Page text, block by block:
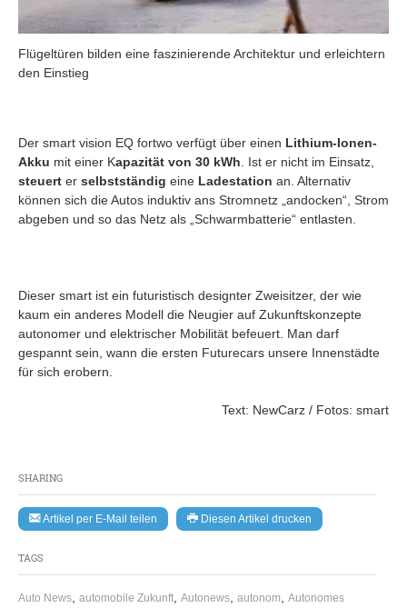
SHARING
Artikel per E-Mail teilen Diesen Artikel drucken
TAGS
Auto News, automobile Zukunft, Autonews, autonom, Autonomes
Flügeltüren bilden eine faszinierende Architektur und erleichtern
den Einstieg
Der smart vision EQ fortwo verfügt über einen Lithium-Ionen-
Akku mit einer Kapazität von 30 kWh . Ist er nicht im Einsatz,
steuert er selbstständig eine Ladestation an. Alternativ
können sich die Autos induktiv ans Stromnetz „andocken“, Strom
abgeben und so das Netz als „Schwarmbatterie“ entlasten.
Dieser smart ist ein futuristisch designter Zweisitzer, der wie
kaum ein anderes Modell die Neugier auf Zukunftskonzepte
autonomer und elektrischer Mobilität befeuert. Man darf
gespannt sein, wann die ersten Futurecars unsere Innenstädte
für sich erobern.
Text: NewCarz / Fotos: smart